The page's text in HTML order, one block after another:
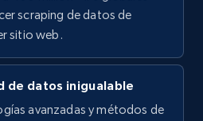
Description, Date
post, and more.
Prueba gratuita
scraping de datos de
sitio web.
de datos inigualable
avanzadas y métodos de